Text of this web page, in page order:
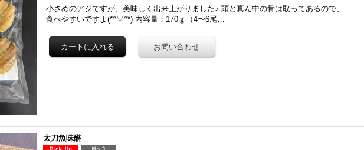
小さめのアジですが、美味しく出来上がりました♪ 頭と真ん中の骨は取ってあるので、
食べやすいですよ(*^▽^*) 内容量：170ｇ（4〜6尾…
太刀魚味醂